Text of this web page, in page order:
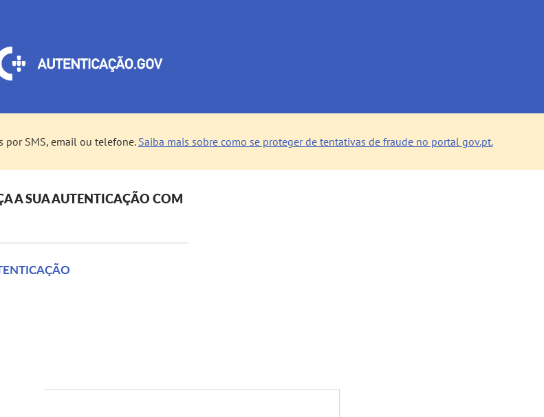
por SMS, email ou telefone. Saiba mais sobre como se proteger de tentativas de fraude no portal gov.pt.
A SUA AUTENTICAÇÃO COM